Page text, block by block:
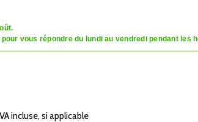
vous répondre du lundi au vendredi pendant les
incluse, si applicable